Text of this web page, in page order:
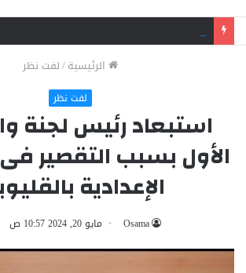
الرئيسية/لفت نظر
لفت نظر
استبعاد رئيس لجنة
الأول بسبب التقصير
الإعدادية
Osama مايو 20, 2024 10:57 ص